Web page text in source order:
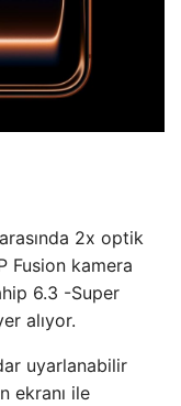
2x optik
Fusion kamera
6.3 -Super
alıyor.
uyarlanabilir
ekranı ile